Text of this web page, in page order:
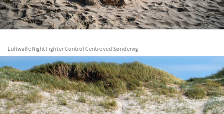
Luftwaffe Night Fighter Control Centre ved Søndervig